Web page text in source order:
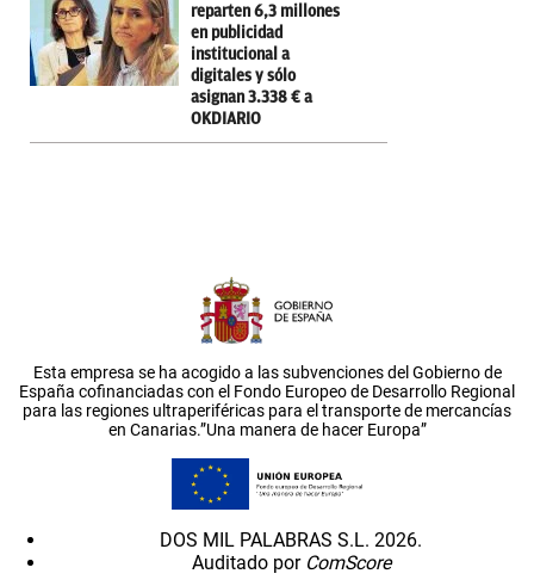
reparten 6,3 millones
en publicidad
institucional a
digitales y sólo
asignan 3.338 € a
OKDIARIO
Esta empresa se ha acogido a las subvenciones del Gobierno de
España cofinanciadas con el Fondo Europeo de Desarrollo Regional
para las regiones ultraperiféricas para el transporte de mercancías
en Canarias.”Una manera de hacer Europa”
DOS MIL PALABRAS S.L. 2026.
Auditado por ComScore